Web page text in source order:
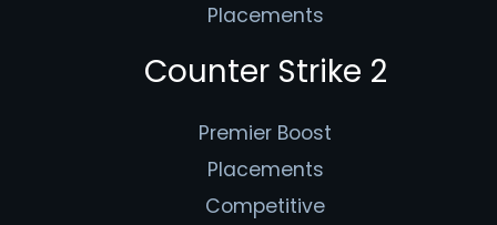
Placements
Counter Strike 2
Premier Boost
Placements
Competitive